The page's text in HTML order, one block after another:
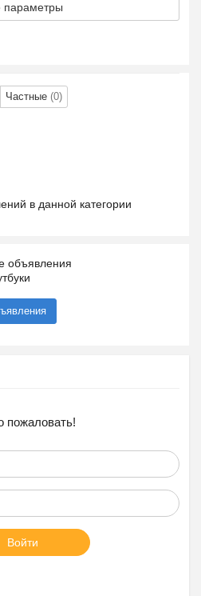
параметры
Частные (0)
в данной категории
объявления
пожаловать!
Войти